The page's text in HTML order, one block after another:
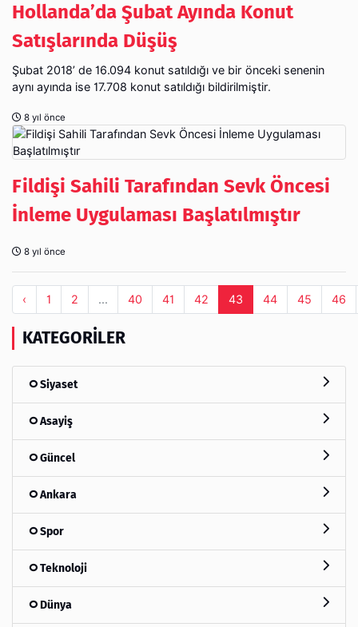
Hollanda’da Şubat Ayında Konut
Satışlarında Düşüş
Şubat 2018’ de 16.094 konut satıldığı ve bir önceki senenin
aynı ayında ise 17.708 konut satıldığı bildirilmiştir.
8 yıl önce
Fildişi Sahili Tarafından Sevk Öncesi
İnleme Uygulaması Başlatılmıştır
8 yıl önce
‹ 1 2 ... 40 41 42 43 44 45 46
KATEGORILER
Siyaset
Asayiş
Güncel
Ankara
Spor
Teknoloji
Dünya